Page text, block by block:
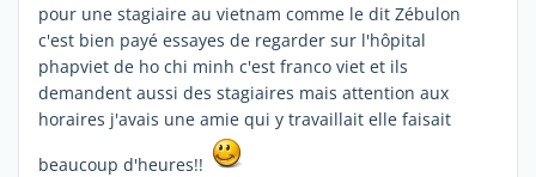
pour une stagiaire au vietnam comme le dit Zébulon
c'est bien payé essayes de regarder sur l'hôpital
phapviet de ho chi minh c'est franco viet et ils
demandent aussi des stagiaires mais attention aux
horaires j'avais une amie qui y travaillait elle faisait
beaucoup d'heures!!